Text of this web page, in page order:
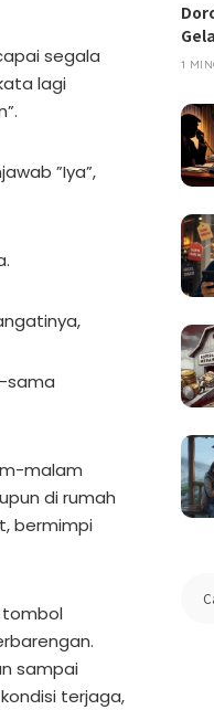
segala
lagi
”Iya”,
sama
malam
di rumah
bermimpi
tombol
sampai
terjaga,
1